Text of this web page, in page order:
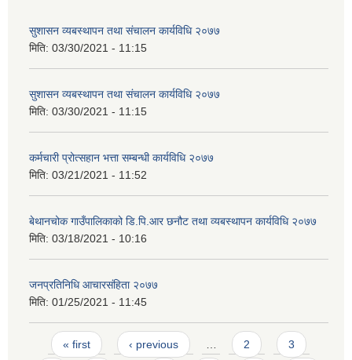
सुशासन व्यबस्थापन तथा संचालन कार्यविधि २०७७
मिति: 03/30/2021 - 11:15
सुशासन व्यबस्थापन तथा संचालन कार्यविधि २०७७
मिति: 03/30/2021 - 11:15
कर्मचारी प्रोत्सहान भत्ता सम्बन्धी कार्यविधि २०७७
मिति: 03/21/2021 - 11:52
बेथानचोक गाउँपालिकाको डि.पि.आर छनौट तथा व्यबस्थापन कार्यविधि २०७७
मिति: 03/18/2021 - 10:16
जनप्रतिनिधि आचारसंहिता २०७७
मिति: 01/25/2021 - 11:45
Pages
« first ‹ previous … 2 3